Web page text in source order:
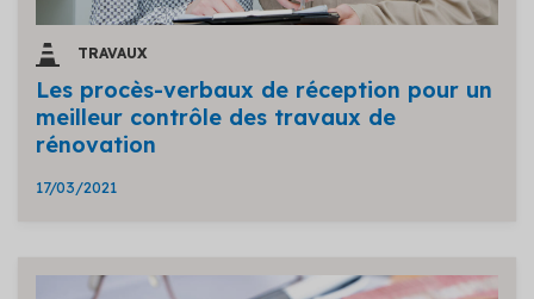
TRAVAUX
Les procès-verbaux de réception pour un
meilleur contrôle des travaux de
rénovation
17/03/2021